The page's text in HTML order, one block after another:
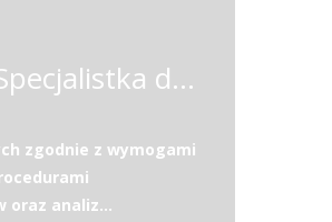
Starszy Specjalista / Starsza Specjalistka ds. księgowości
zgodnie z wymogami
oraz analiz...